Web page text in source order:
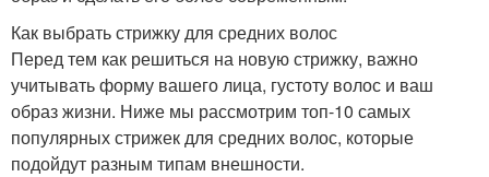
Как выбрать стрижку для средних волос
Перед тем как решиться на новую стрижку, важно
учитывать форму вашего лица, густоту волос и ваш
образ жизни. Ниже мы рассмотрим топ-10 самых
популярных стрижек для средних волос, которые
подойдут разным типам внешности.